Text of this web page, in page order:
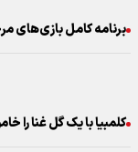
برنامه کامل بازی‌های
کلمبیا با یک گل غنا را